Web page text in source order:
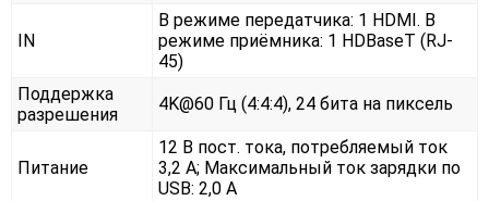
IN
В режиме передатчика: 1 HDMI. В
режиме приёмника: 1 HDBaseT (RJ-
45)
Поддержка
разрешения
4K@60 Гц (4:4:4), 24 бита на пиксель
Питание
12 В пост. тока, потребляемый ток
3,2 А; Максимальный ток зарядки по
USB: 2,0 А